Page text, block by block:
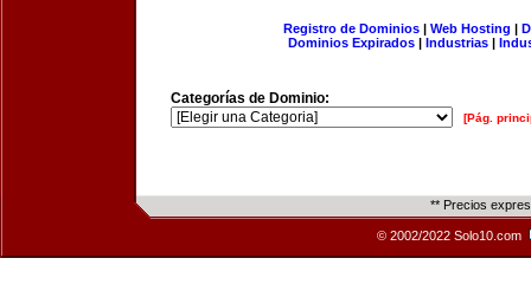
Registro de Dominios| Web Hosting |
Dominios Expirados | Industrias |
Categorías de Dominio:
[Pág.
** Precios
© 2002/2022 Solo10.com